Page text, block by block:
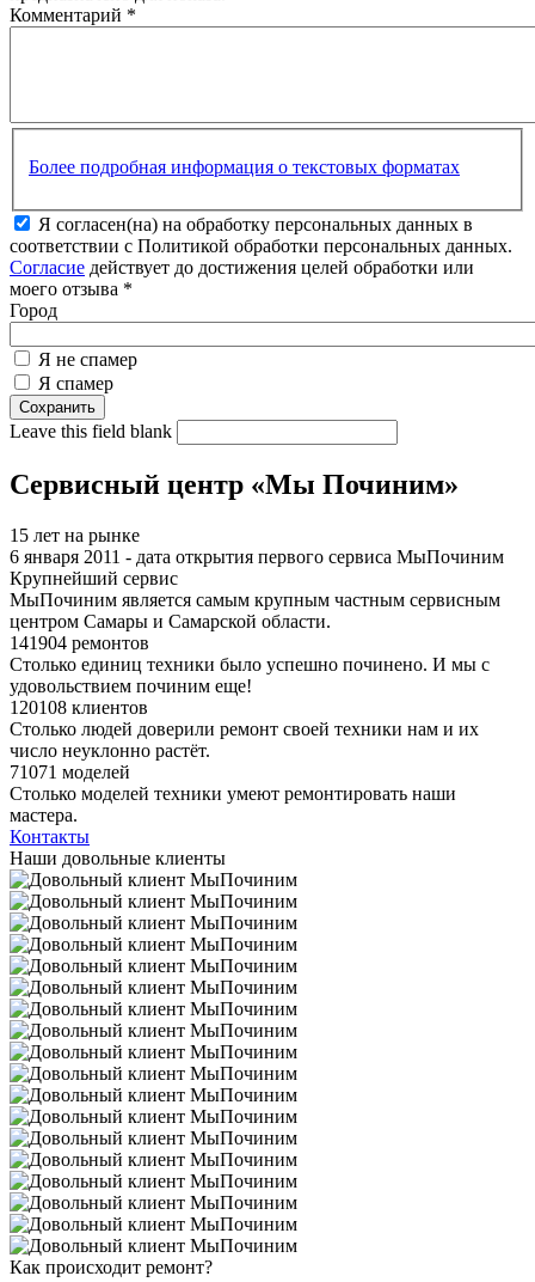
Комментарий *
Более подробная информация о текстовых форматах
Я согласен(на) на обработку персональных данных в
соответствии с Политикой обработки персональных данных.
Согласие действует до достижения целей обработки или
моего отзыва *
Город
Я не спамер
Я спамер
Leave this field blank
Сервисный центр «Мы Починим»
15 лет на рынке
6 января 2011 - дата открытия первого сервиса МыПочиним
Крупнейший сервис
МыПочиним является самым крупным частным сервисным
центром Самары и Самарской области.
141904 ремонтов
Столько единиц техники было успешно починено. И мы с
удовольствием починим еще!
120108 клиентов
Столько людей доверили ремонт своей техники нам и их
число неуклонно растёт.
71071 моделей
Столько моделей техники умеют ремонтировать наши
мастера.
Контакты
Наши довольные клиенты
Как происходит ремонт?